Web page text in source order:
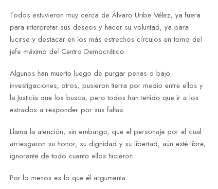
Todos estuvieron muy cerca de Álvaro Uribe Vélez, ya fuera
para interpretar sus deseos y hacer su voluntad, ya para
lucirse y destacar en los más estrechos círculos en torno del
jefe máximo del Centro Democrático.
Algunos han muerto luego de purgar penas o bajo
investigaciones; otros, pusieron tierra por medio entre ellos y
la Justicia que los busca, pero todos han tenido que ir a los
estrados a responder por sus faltas.
Llama la atención, sin embargo, que el personaje por el cual
arriesgaron su honor, su dignidad y su libertad, aún esté libre,
ignorante de todo cuanto ellos hicieron.
Por lo menos es lo que él argumenta.